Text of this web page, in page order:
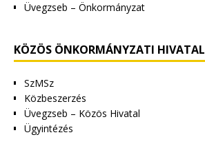
Üvegzseb – Önkormányzat
KÖZÖS ÖNKORMÁNYZATI HIVATAL
SzMSz
Közbeszerzés
Üvegzseb – Közös Hivatal
Ügyintézés